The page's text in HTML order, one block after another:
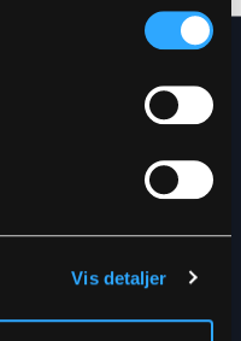
Vis detaljer